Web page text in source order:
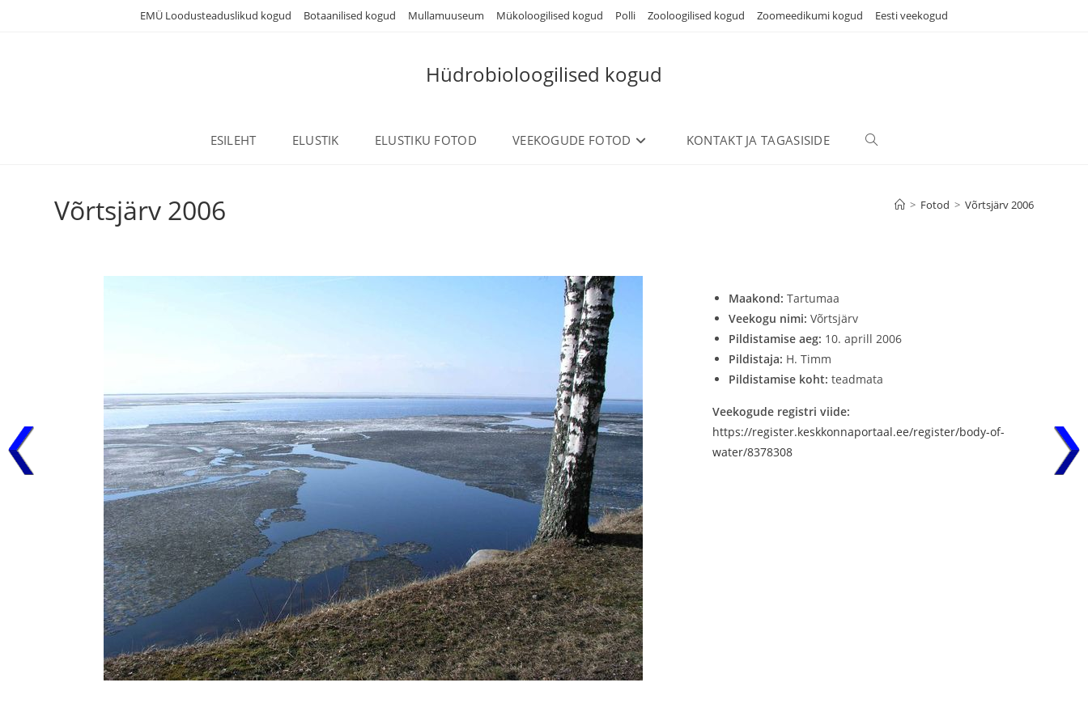
EMÜ Loodusteaduslikud kogud Botaanilised kogud Mullamuuseum Mükoloogilised kogud Polli Zooloogilised kogud Zoomeedikumi kogud Eesti veekogud
Hüdrobioloogilised kogud
ESILEHT ELUSTIK ELUSTIKU FOTOD VEEKOGUDE FOTOD KONTAKT JA TAGASISIDE TOGGLE
Võrtsjärv 2006 > Fotod > Võrtsjärv 2006
Maakond:Tartumaa
Veekogu nimi:Võrtsjärv
Pildistamise aeg: 10. aprill 2006
Pildistaja: H. Timm
Pildistamise koht:teadmata
Veekogude registri viide:
https://register.keskkonnaportaal.ee/register/body-of-
water/8378308